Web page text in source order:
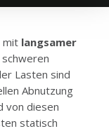
mit langsamer
Lasten sind
Abnutzung
von diesen
statisch